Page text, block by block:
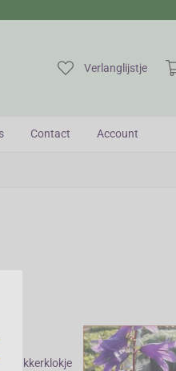
Verlanglijstje
Contact Account
Akkerklokje